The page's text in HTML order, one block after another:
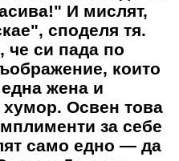
И мислят,
споделя тя.
че си пада по
които
жена и
хумор. Освен това
за себе
само едно — да